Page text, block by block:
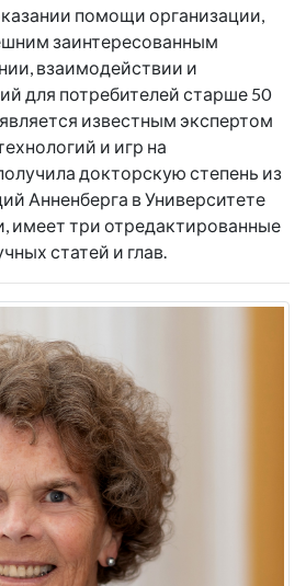
помощи организации,
заинтересованным
взаимодействии и
для потребителей старше 50
известным экспертом
и игр на
докторскую степень из
Анненберга в Университете
три отредактированные
статей и глав.